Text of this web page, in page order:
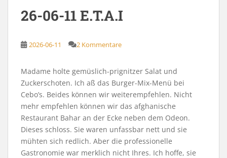
26-06-11 E.T.A.I
2026-06-11 2 Kommentare
Madame holte gemüslich-prignitzer Salat und
Zuckerschoten. Ich aß das Burger-Mix-Menü bei
Cebo’s. Beides können wir weiterempfehlen. Nicht
mehr empfehlen können wir das afghanische
Restaurant Bahar an der Ecke neben dem Odeon.
Dieses schloss. Sie waren unfassbar nett und sie
mühten sich redlich. Aber die professionelle
Gastronomie war merklich nicht Ihres. Ich hoffe, sie